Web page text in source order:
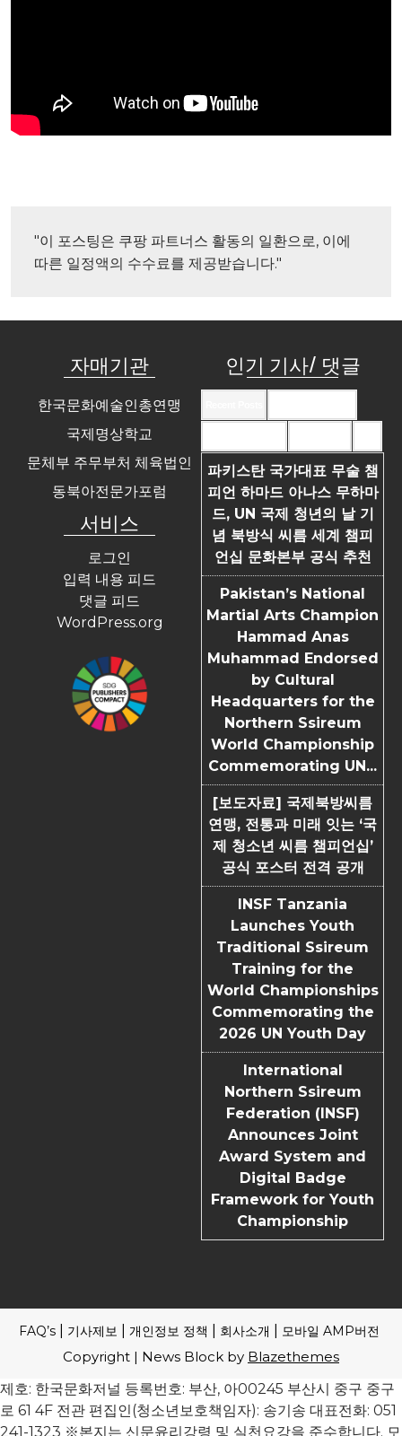
"이 포스팅은 쿠팡 파트너스 활동의 일환으로, 이에
따른 일정액의 수수료를 제공받습니다."
자매기관
한국문화예술인총연맹
국제명상학교
문체부 주무부처 체육법인
동북아전문가포럼
서비스
로그인
입력 내용 피드
댓글 피드
WordPress.org
인기 기사/ 댓글
파키스탄 국가대표 무술 챔
피언 하마드 아나스 무하마
드, UN 국제 청년의 날 기
념 북방식 씨름 세계 챔피
언십 문화본부 공식 추천
Pakistan’s National
Martial Arts Champion
Hammad Anas
Muhammad Endorsed
by Cultural
Headquarters for the
Northern Ssireum
World Championship
Commemorating UN...
[보도자료] 국제북방씨름
연맹, 전통과 미래 잇는 ‘국
제 청소년 씨름 챔피언십’
공식 포스터 전격 공개
INSF Tanzania
Launches Youth
Traditional Ssireum
Training for the
World Championships
Commemorating the
2026 UN Youth Day
International
Northern Ssireum
Federation (INSF)
Announces Joint
Award System and
Digital Badge
Framework for Youth
Championship
FAQ’s 기사제보 개인정보 정책 회사소개 모바일 AMP버전
Copyright | News Block by Blazethemes
제호: 한국문화저널 등록번호: 부산, 아00245 부산시 중구 중구
로 61 4F 전관 편집인(청소년보호책임자): 송기송 대표전화: 051
241-1323 ※본지는 신문윤리강령 및 실천요강을 준수합니다. 모